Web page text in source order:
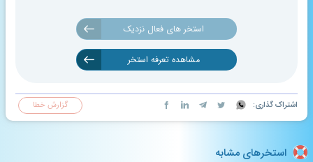
استخر های فعال نزدیک
مشاهده تعرفه استخر
اشتراک گذاری: گزارش خطا
استخرهای مشابه